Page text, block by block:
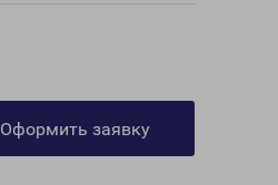
Оформить заявку